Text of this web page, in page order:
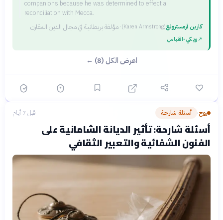
companions because he was determined to effect a
reconciliation with Mecca.
كارين آرمسترونغ
(Karen Armstrong)
· مؤلفة بريطانية في مجال الدين المقارن
↗ويكي‑اقتباس
اعرض الكل (8) ←
روح› أسئلة شارحة قبل 7 أيام
أسئلة شارحة: تأثير الديانة الشامانية على
الفنون الشفائية والتعبير الثقافي